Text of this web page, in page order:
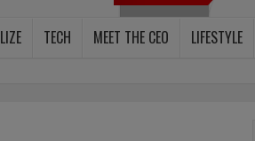
TECH MEET THE CEO LIFESTYLE